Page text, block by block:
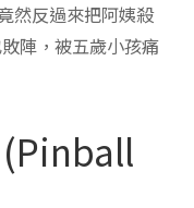
然反過來把阿姨殺
陣，被五歲小孩痛